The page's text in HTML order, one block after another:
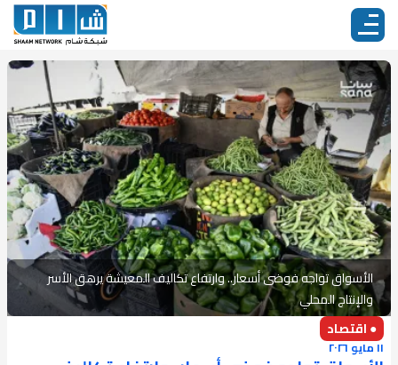
الأسواق تواجه فوضى أسعار.. وارتفاع تكاليف المعيشة يرهق الأسر
والإنتاج المحلي
● اقتصاد
١١ مايو ٢٠٢٦